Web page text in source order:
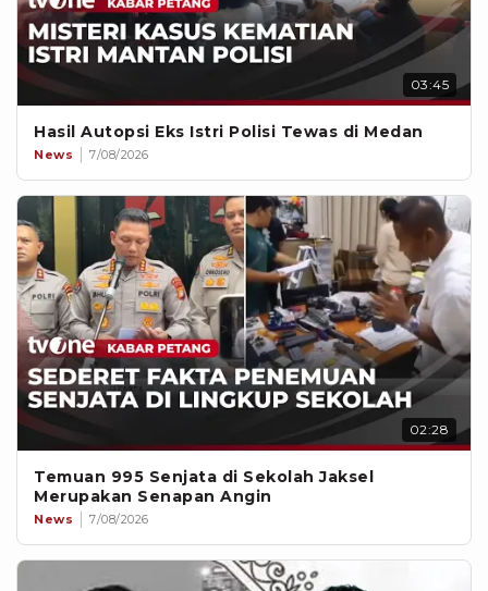
03:45
Hasil Autopsi Eks Istri Polisi Tewas di Medan
News 7/08/2026
02:28
Temuan 995 Senjata di Sekolah Jaksel
Merupakan Senapan Angin
News 7/08/2026